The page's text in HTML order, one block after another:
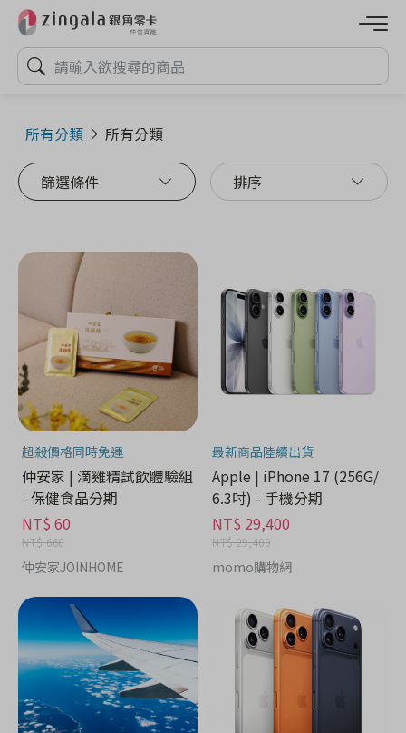
所有分類 所有分類
篩選條件 排序
超殺價格同時免運
仲安家 | 滴雞精試飲體驗組
- 保健食品分期
NT$ 60
NT$ 660
仲安家JOINHOME
最新商品陸續出貨
Apple | iPhone 17 (256G/
6.3吋) - 手機分期
NT$ 29,400
NT$ 29,400
momo購物網